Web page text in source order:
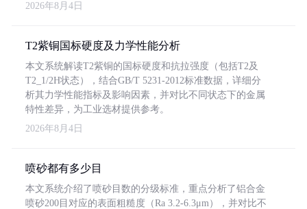
2026年8月4日
T2紫铜国标硬度及力学性能分析
本文系统解读T2紫铜的国标硬度和抗拉强度（包括T2及
T2_1/2H状态），结合GB/T 5231-2012标准数据，详细分
析其力学性能指标及影响因素，并对比不同状态下的金属
特性差异，为工业选材提供参考。
2026年8月4日
喷砂都有多少目
本文系统介绍了喷砂目数的分级标准，重点分析了铝合金
喷砂200目对应的表面粗糙度（Ra 3.2-6.3μm），并对比不